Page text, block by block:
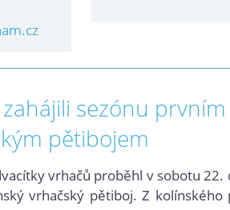
sezónu prvním
pětibojem
vrhačů proběhl v sobotu 22.
vrhačský pětiboj. Z kolínského